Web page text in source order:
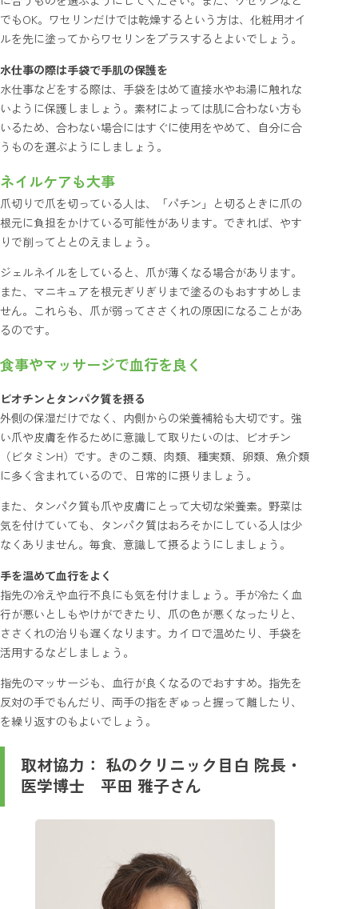
でもOK。ワセリンだけでは乾燥するという方は、化粧用オイ
ルを先に塗ってからワセリンをプラスするとよいでしょう。
水仕事の際は手袋で手肌の保護を
水仕事などをする際は、手袋をはめて直接水やお湯に触れな
いように保護しましょう。素材によっては肌に合わない方も
いるため、合わない場合にはすぐに使用をやめて、自分に合
うものを選ぶようにしましょう。
ネイルケアも大事
爪切りで爪を切っている人は、「パチン」と切るときに爪の
根元に負担をかけている可能性があります。できれば、やす
りで削ってととのえましょう。
ジェルネイルをしていると、爪が薄くなる場合があります。
また、マニキュアを根元ぎりぎりまで塗るのもおすすめしま
せん。これらも、爪が弱ってささくれの原因になることがあ
るのです。
食事やマッサージで血行を良く
ビオチンとタンパク質を摂る
外側の保湿だけでなく、内側からの栄養補給も大切です。強
い爪や皮膚を作るために意識して取りたいのは、ビオチン
（ビタミンH）です。きのこ類、肉類、種実類、卵類、魚介類
に多く含まれているので、日常的に摂りましょう。
また、タンパク質も爪や皮膚にとって大切な栄養素。野菜は
気を付けていても、タンパク質はおろそかにしている人は少
なくありません。毎食、意識して摂るようにしましょう。
手を温めて血行をよく
指先の冷えや血行不良にも気を付けましょう。手が冷たく血
行が悪いとしもやけができたり、爪の色が悪くなったりと、
ささくれの治りも遅くなります。カイロで温めたり、手袋を
活用するなどしましょう。
指先のマッサージも、血行が良くなるのでおすすめ。指先を
反対の手でもんだり、両手の指をぎゅっと握って離したり、
を繰り返すのもよいでしょう。
取材協力： 私のクリニック目白 院長・
医学博士 平田 雅子さん